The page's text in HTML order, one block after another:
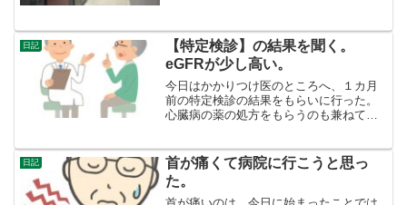
関のところのブレーカーを見ましたが、
落ちてはいません。今度は...
日記
【特定検診】の結果を聞く。
eGFRが少し高い。
今日はかかりつけ医のところへ、１カ月
前の特定検診の結果をもらいに行った。
心臓病の薬の処方をもらうのも兼ねてい
ルが「情報提供」だった。マーキングさ
れたのは、eGFRと血圧...
日記
首が痛くて病院に行こうと思っ
た。